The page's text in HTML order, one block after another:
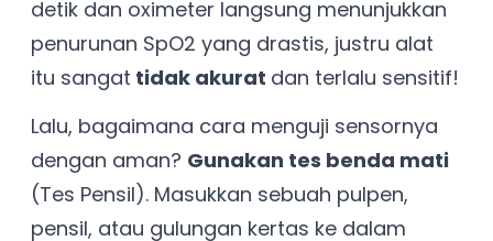
detik dan oximeter langsung menunjukkan
penurunan SpO2 yang drastis, justru alat
itu sangat tidak akurat dan terlalu sensitif!
Lalu, bagaimana cara menguji sensornya
dengan aman? Gunakan tes benda mati
(Tes Pensil). Masukkan sebuah pulpen,
pensil, atau gulungan kertas ke dalam